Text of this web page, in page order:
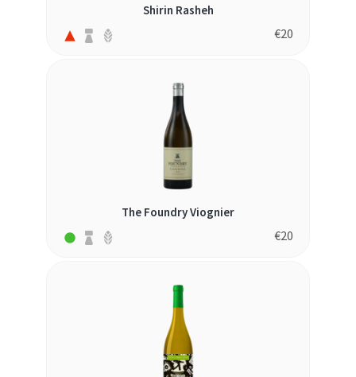
Shirin Rasheh
€20
The Foundry Viognier
€20